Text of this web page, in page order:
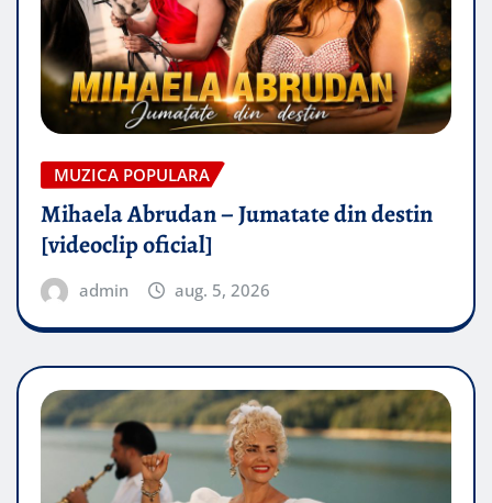
MUZICA POPULARA
Mihaela Abrudan – Jumatate din destin
[videoclip oficial]
admin aug. 5, 2026